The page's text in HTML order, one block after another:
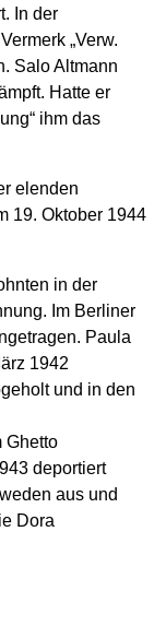
In der
„Verw.
Salo Altmann
Hatte er
ihm das
elenden
19. Oktober 1944
in der
Im Berliner
Paula
1942
und in den
Ghetto
deportiert
aus und
Dora